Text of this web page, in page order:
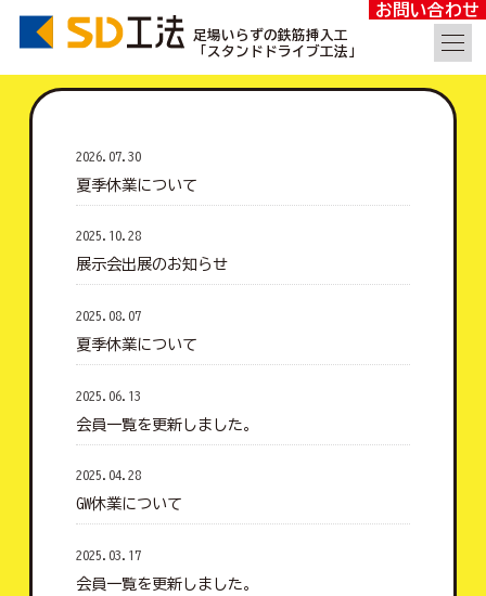
足場いらずの鉄筋挿入工
「スタンドドライブ工法」
お問い合わせ
2026.07.30
夏季休業について
2025.10.28
展示会出展のお知らせ
2025.08.07
夏季休業について
2025.06.13
会員一覧を更新しました。
2025.04.28
GW休業について
2025.03.17
会員一覧を更新しました。